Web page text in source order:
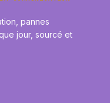
pannes
jour, sourcé et